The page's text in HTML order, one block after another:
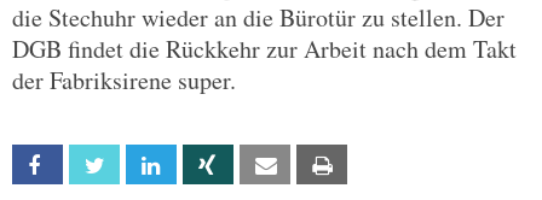
die Stechuhr wieder an die Bürotür zu stellen. Der
DGB findet die Rückkehr zur Arbeit nach dem Takt
der Fabriksirene super.
Facebook Twitter Linkedin Xing Email